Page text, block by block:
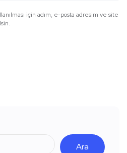
için adım, e-posta adresim ve site
Ara